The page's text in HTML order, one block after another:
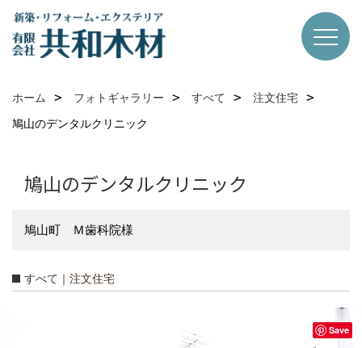
ホーム フォトギャラリー すべて
注文住宅
鳩山のデンタルクリニック
鳩山のデンタルクリニック
鳩山町 Ｍ歯科院様
すべて｜注文住宅
Save